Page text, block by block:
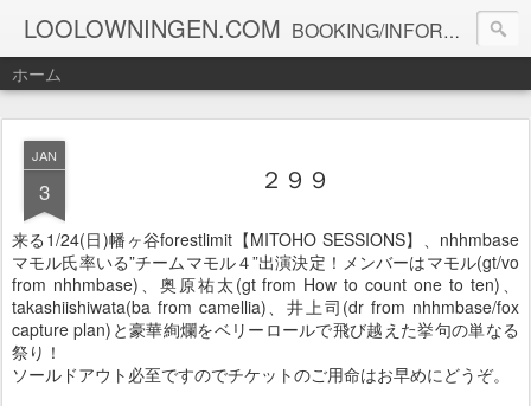
LOOLOWNINGEN.COM BOOKING/INFORMATION info@loolowningen.com
ホーム
JAN
3 ２９９
来る1/24(日)幡ヶ谷forestlimit【MITOHO SESSIONS】、nhhmbase
マモル氏率いる”チームマモル４”出演決定！メンバーはマモル(gt/vo
from nhhmbase)、奥原祐太(gt from How to count one to ten)、
takashiishiwata(ba from camellia)、井上司(dr from nhhmbase/fox
capture plan)と豪華絢爛をベリーロールで飛び越えた挙句の単なる
祭り！
ソールドアウト必至ですのでチケットのご用命はお早めにどうぞ。